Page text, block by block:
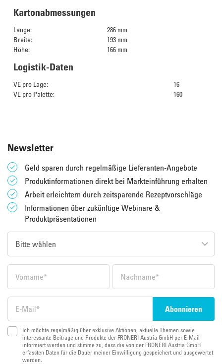
Kartonabmessungen
Länge:
286 mm
Breite:
193 mm
Höhe:
166 mm
Logistik-Daten
VE pro Lage:
16
VE pro Palette:
160
Newsletter
Geld sparen durch regelmäßige Lieferanten-Angebote
Produktinformationen direkt bei Markteinführung erhalten
Arbeit erleichtern durch zeitsparende Rezeptvorschläge
Informationen über zukünftige Webinare &
Produktpräsentationen
Ich möchte regelmäßig über exklusive Aktionen, aktuelle Themen sowie
interessante Beiträge und Produkte der FRONERI Austria GmbH per E-Mail
informiert werden und stimme zu, dass die von der FRONERI Austria GmbH
erfassten Daten für die Dauer meiner Einwilligung gespeichert und ausgewertet
werden.